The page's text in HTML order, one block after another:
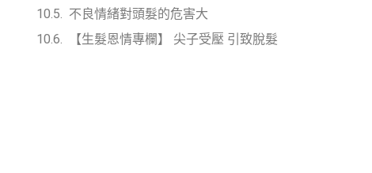
不良情緒對頭髮的危害大
【生髮恩情專欄】 尖子受壓 引致脫髮